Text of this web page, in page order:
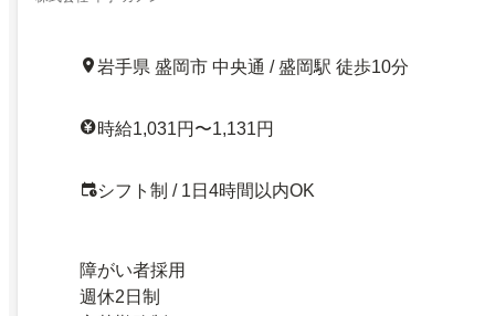
岩手県 盛岡市 中央通 / 盛岡駅 徒歩10分
時給1,031円〜1,131円
シフト制 / 1日4時間以内OK
障がい者採用
週休2日制